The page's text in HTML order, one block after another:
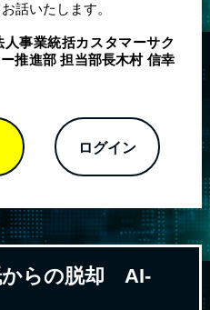
話いたします。
人事業統括カスタマーサク
推進部 担当部長木村 信幸
ログイン
らの脱却 AI-